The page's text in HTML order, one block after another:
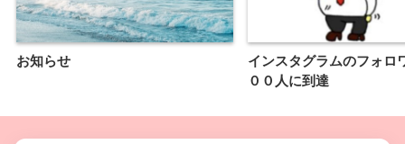
お知らせ
インスタグラムのフォロ
００人に到達